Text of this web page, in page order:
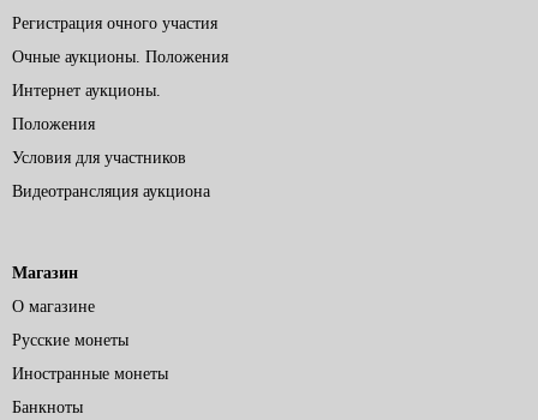
Регистрация очного участия
Очные аукционы. Положения
Интернет аукционы.
Положения
Условия для участников
Видеотрансляция аукциона
Магазин
О магазине
Русские монеты
Иностранные монеты
Банкноты